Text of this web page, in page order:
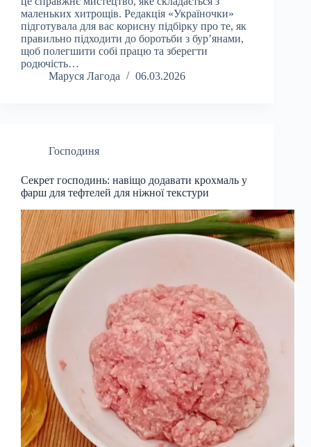
маленьких хитрощів. Редакція «Україночки»
підготувала для вас корисну підбірку про те, як
правильно підходити до боротьби з бур’янами,
щоб полегшити собі працю та зберегти
родючість…
Маруся Лагода
06.03.2026
Господиня
Секрет господинь: навіщо додавати крохмаль у
фарш для тефтелей для ніжної текстури